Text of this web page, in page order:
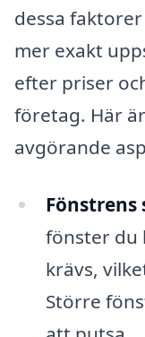
dessa
mer exakt
efter priser
företag. Här
avgörande
fönster du
krävs,
Större